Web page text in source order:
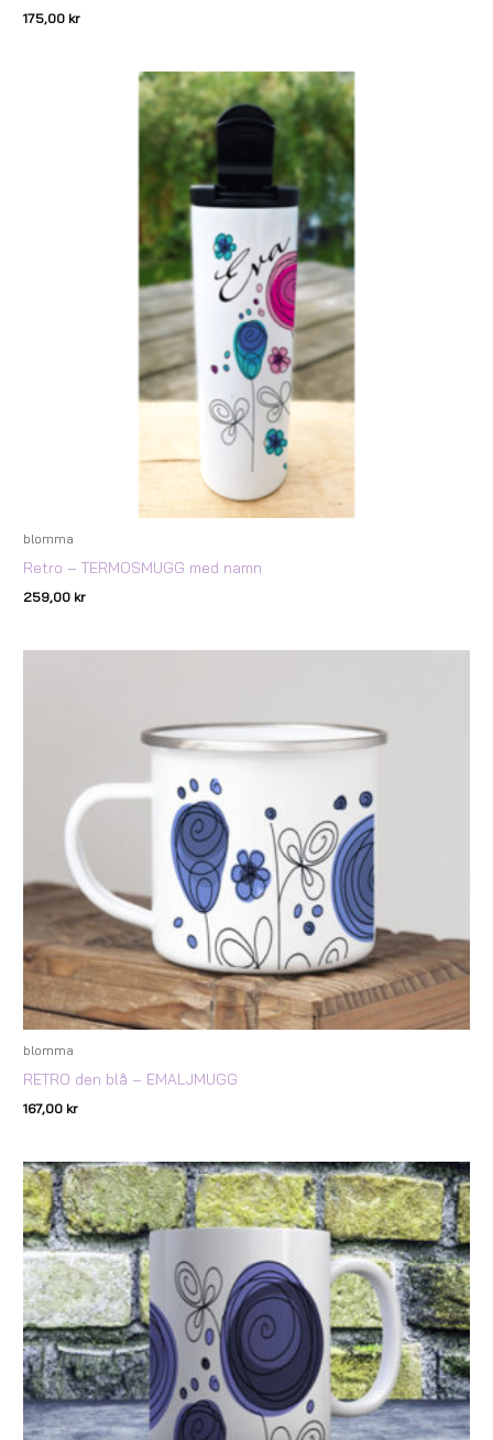
175,00 kr
blomma
Retro – TERMOSMUGG med namn
259,00 kr
blomma
RETRO den blå – EMALJMUGG
167,00 kr